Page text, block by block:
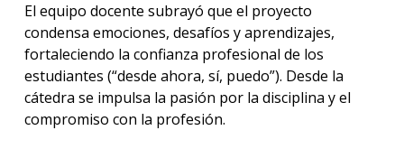
El equipo docente subrayó que el proyecto
condensa emociones, desafíos y aprendizajes,
fortaleciendo la confianza profesional de los
estudiantes (“desde ahora, sí, puedo”). Desde la
cátedra se impulsa la pasión por la disciplina y el
compromiso con la profesión.